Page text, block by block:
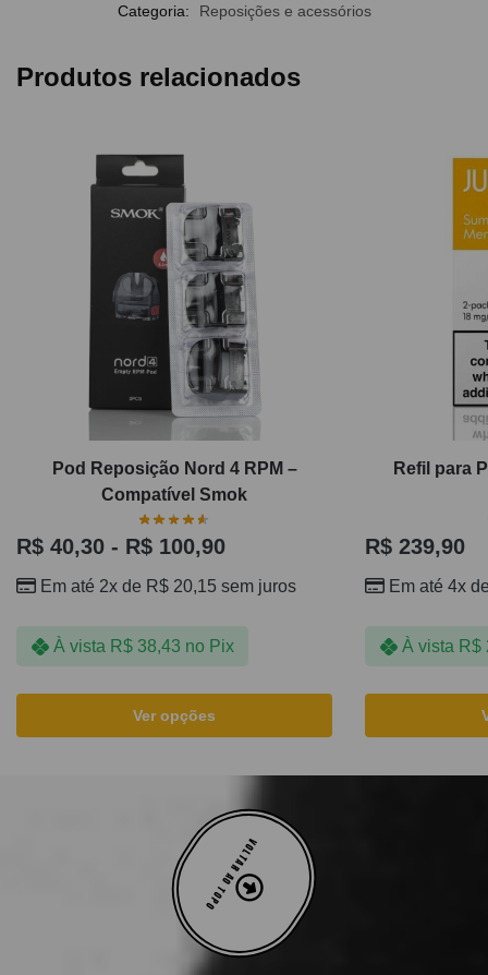
Categoria:
Reposições e acessórios
Produtos relacionados
Pod Reposição Nord 4 RPM –
Compatível Smok
R$ 40,30 - R$ 100,90
Em até 2x de R$ 20,15 sem juros
À vista R$38,43 no Pix
Ver opções
Refil para
R$ 239,90
Em até 4x
À vista R$
VOLTAR AO TOPO